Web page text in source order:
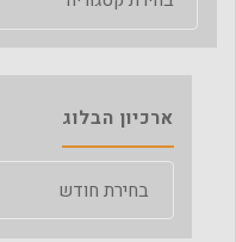
ארכיון הבלוג